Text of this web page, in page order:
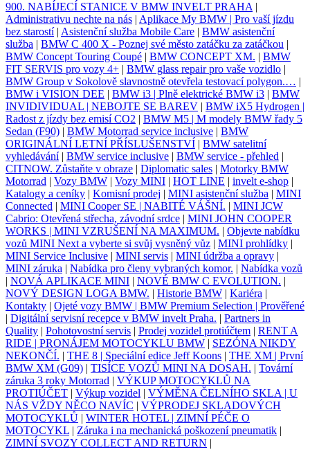
900. NABÍJECÍ STANICE V BMW INVELT PRAHA|
Administrativu nechte na nás Aplikace My BMW | Pro vaší jízdu
bez starostí Asistenční služba Mobile Care
BMW asistenční
služba
BMW C 400 X - Poznej své město zatáčku za zatáčkou
BMW Concept Touring Coupé
BMW CONCEPT XM.
BMW
FIT SERVIS pro vozy 4+
BMW glass repair pro vaše vozidlo
BMW Group v Sokolově slavnostně otevřela testovací polygon.…
BMW i VISION DEE
BMW i3 | Plně elektrické BMW i3
BMW
INVIDIVIDUAL | NEBOJTE SE BAREV
BMW iX5 Hydrogen |
Radost z jízdy bez emisí CO2
BMW M5 | M modely BMW řady 5
Sedan (F90)
BMW Motorrad service inclusive
BMW
ORIGINÁLNÍ LETNÍ PŘÍSLUŠENSTVÍ
BMW satelitní
vyhledávání
BMW service inclusive BMW service - přehled
CITNOW. Zůstaňte v obraze
Diplomatic sales
Motorky BMW
Motorrad
Vozy BMW Vozy MINI HOT LINE invelt e-shop
Katalogy a ceníky
Komisní prodej MINI asistenční služba
MINI
Connected
MINI Cooper SE | NABITÉ VÁŠNÍ.
MINI JCW
Cabrio: Otevřená střecha, závodní srdce
MINI JOHN COOPER
WORKS | MINI VZRUŠENÍ NA MAXIMUM.
Objevte nabídku
vozů MINI Next a vyberte si svůj vysněný vůz
MINI prohlídky
MINI Service Inclusive
MINI servis MINI údržba a opravy
MINI záruka
Nabídka pro členy vybraných komor.
Nabídka vozů
NOVÁ APLIKACE MINI NOVÉ BMW C EVOLUTION.
NOVÝ DESIGN LOGA BMW.
Historie BMW Kariéra
Kontakty
Ojeté vozy BMW | BMW Premium Selection | Prověřené
Digitální servisní recepce v BMW invelt Praha.
Partners in
Quality
Pohotovostní servis Prodej vozidel protiúčtem
RENT A
RIDE | PRONÁJEM MOTOCYKLU BMW
SEZÓNA NIKDY
NEKONČÍ.
THE 8 | Speciální edice Jeff Koons
THE XM | První
BMW XM (G09)
TISÍCE VOZŮ MINI NA DOSAH.
Tovární
záruka 3 roky Motorrad
VÝKUP MOTOCYKLŮ NA
PROTIÚČET
Výkup vozidel
VÝMĚNA ČELNÍHO SKLA | U
NÁS VŽDY NĚCO NAVÍC
VÝPRODEJ SKLADOVÝCH
MOTOCYKLŮ
WINTER HOTEL | ZIMNÍ PÉČE O
MOTOCYKL
Záruka i na mechanická poškození pneumatik
ZIMNÍ SVOZY COLLECT AND RETURN